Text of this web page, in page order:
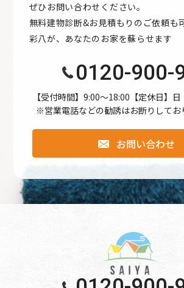
ます。
●公開された個人情報が事実と異なる場合
じます。
●本個人情報保護方針は、当サイト内で
より良いサービスの提供、またユーザビリ
め、Googleアナリティクスを使用し、当
「Cookie」を通じて、Googleがお客様
情報を収集する場合がありますが、「
る情報は個人を特定できるものではありま
収集されたデータはGoogleのプライバシ
ぜひお問い合わせください。
無料建物診断&お見積もりのご依頼も
彩八が、あなたのお家を蘇らせます
0120-900-
【受付時間】9:00〜18:00【定休日】
※営業電話などの勧誘はお断りしてお
お問い合わせ